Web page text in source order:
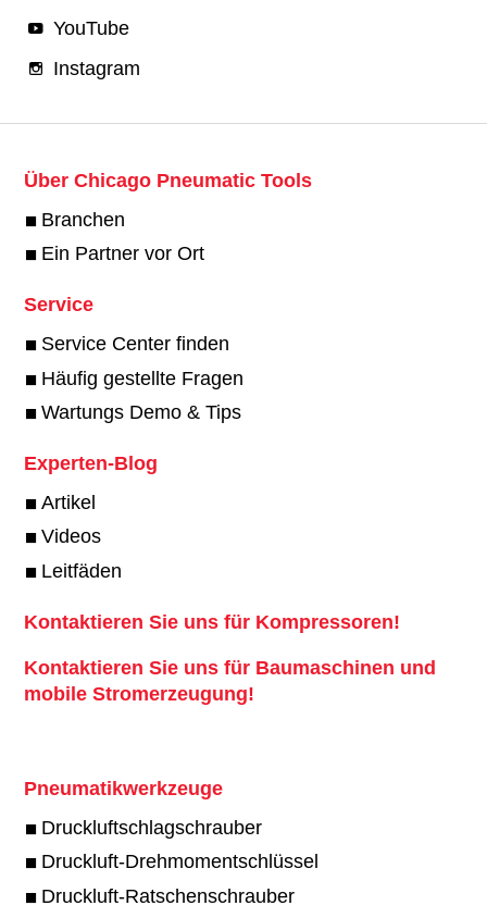
YouTube
Instagram
Über Chicago Pneumatic Tools
Branchen
Ein Partner vor Ort
Service
Service Center finden
Häufig gestellte Fragen
Wartungs Demo & Tips
Experten-Blog
Artikel
Videos
Leitfäden
Kontaktieren Sie uns für Kompressoren!
Kontaktieren Sie uns für Baumaschinen und
mobile Stromerzeugung!
Pneumatikwerkzeuge
Druckluftschlagschrauber
Druckluft-Drehmomentschlüssel
Druckluft-Ratschenschrauber